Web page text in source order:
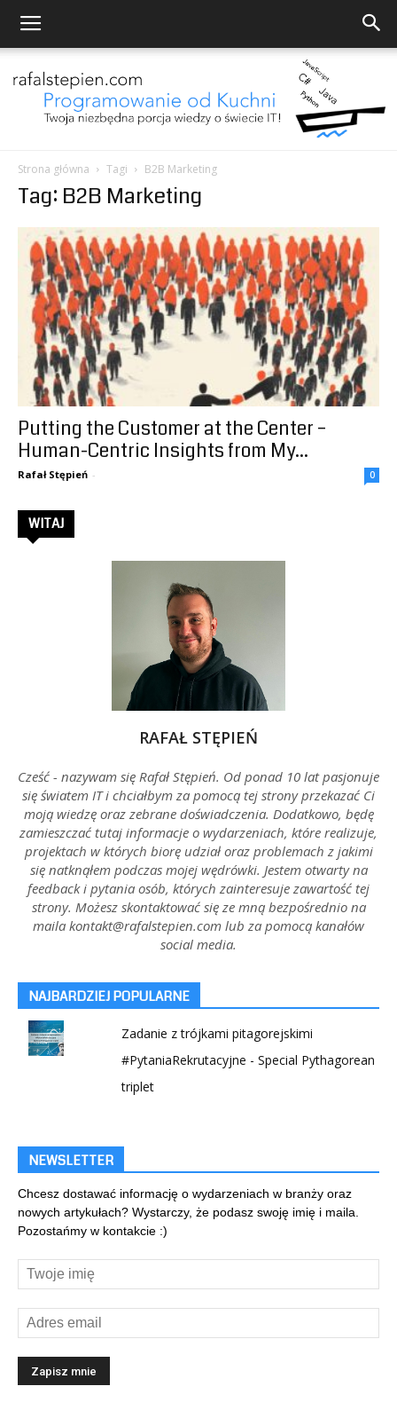
Programowanie
od
–
Stępień
Strona główna Tagi B2B Marketing
Tag: B2B Marketing
Putting the Customer at the Center –
Human-Centric Insights from My...
Rafał Stępień - 0
WITAJ
RAFAŁ STĘPIEŃ
Cześć - nazywam się Rafał Stępień. Od ponad 10 lat pasjonuje
się światem IT i chciałbym za pomocą tej strony przekazać Ci
moją wiedzę oraz zebrane doświadczenia. Dodatkowo, będę
zamieszczać tutaj informacje o wydarzeniach, które realizuje,
projektach w których biorę udział oraz problemach z jakimi
się natknąłem podczas mojej wędrówki. Jestem otwarty na
feedback i pytania osób, których zainteresuje zawartość tej
strony. Możesz skontaktować się ze mną bezpośrednio na
maila kontakt@rafalstepien.com lub za pomocą kanałów
social media.
NAJBARDZIEJ POPULARNE
Zadanie z trójkami pitagorejskimi
#PytaniaRekrutacyjne - Special Pythagorean
triplet
NEWSLETTER
Chcesz dostawać informację o wydarzeniach w branży oraz
nowych artykułach? Wystarczy, że podasz swoję imię i maila.
Pozostańmy w kontakcie :)